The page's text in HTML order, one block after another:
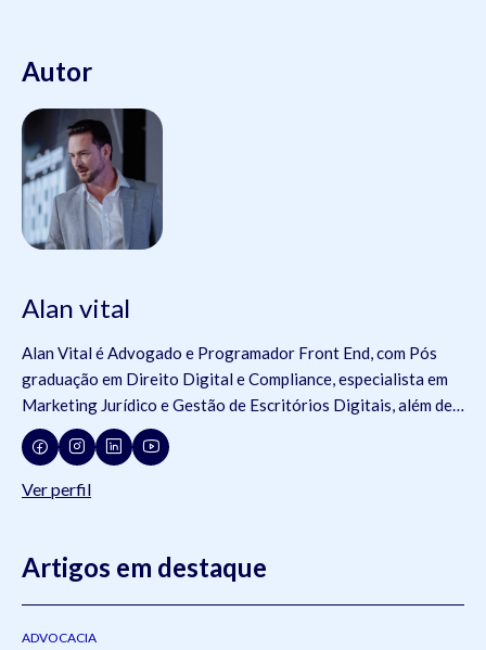
Autor
Alan vital
Alan Vital é Advogado e Programador Front End, com Pós
graduação em Direito Digital e Compliance, especialista em
Marketing Jurídico e Gestão de Escritórios Digitais, além de
membro de comissões da OAB e da Jovem Advocacia.
Consultor da ADVBOX.
Ver perfil
Artigos em destaque
ADVOCACIA